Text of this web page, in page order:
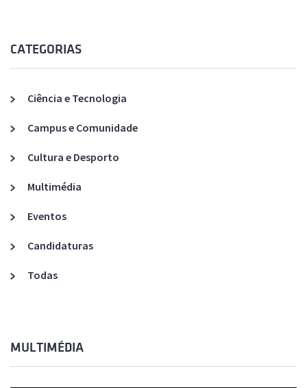
CATEGORIAS
Ciência e Tecnologia
Campus e Comunidade
Cultura e Desporto
Multimédia
Eventos
Candidaturas
Todas
MULTIMÉDIA